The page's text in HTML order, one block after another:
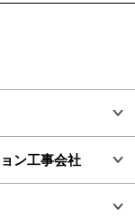
ン工事会社